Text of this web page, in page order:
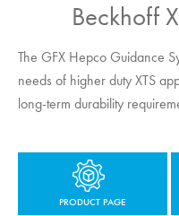
Beckhoff
The GFX Hepco Guidance
needs of higher duty XTS
long-term durability
PRODUCT PAGE